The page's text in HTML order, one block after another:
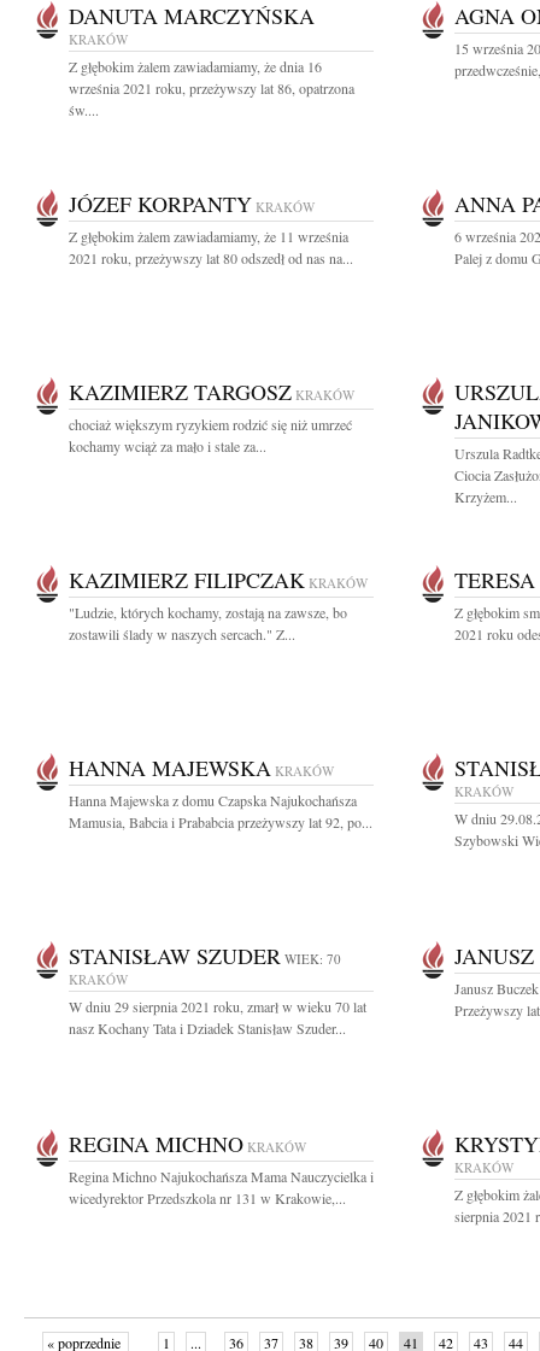
DANUTA MARCZYŃSKA
KRAKÓW
Z głębokim żalem zawiadamiamy, że dnia 16
września 2021 roku, przeżywszy lat 86, opatrzona
św....
AGNA
15 września
JÓZEF KORPANTY KRAKÓW
Z głębokim żalem zawiadamiamy, że 11 września
2021 roku, przeżywszy lat 80 odszedł od nas na...
ANNA
6 września
Palej z domu
KAZIMIERZ TARGOSZ KRAKÓW
chociaż większym ryzykiem rodzić się niż umrzeć
kochamy wciąż za mało i stale za...
Urszula
Ciocia
Krzyżem...
KAZIMIERZ FILIPCZAK KRAKÓW
"Ludzie, których kochamy, zostają na zawsze, bo
zostawili ślady w naszych sercach." Z...
Z głębokim
2021 roku
HANNA MAJEWSKA KRAKÓW
Hanna Majewska z domu Czapska Najukochańsza
Mamusia, Babcia i Prababcia przeżywszy lat 92, po...
KRAKÓW
W dniu
Szybowski
STANISŁAW SZUDER WIEK: 70
KRAKÓW
W dniu 29 sierpnia 2021 roku, zmarł w wieku 70 lat
nasz Kochany Tata i Dziadek Stanisław Szuder...
Janusz
Przeżywszy
REGINA MICHNO KRAKÓW
Regina Michno Najukochańsza Mama Nauczycielka i
wicedyrektor Przedszkola nr 131 w Krakowie,...
KRAKÓW
Z głębokim
sierpnia 2021
« poprzednie 1 ... 36 37 38 39 40 41 42 43 44